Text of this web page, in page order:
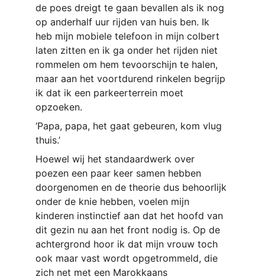
de poes dreigt te gaan bevallen als ik nog
op anderhalf uur rijden van huis ben. Ik
heb mijn mobiele telefoon in mijn colbert
laten zitten en ik ga onder het rijden niet
rommelen om hem tevoorschijn te halen,
maar aan het voortdurend rinkelen begrijp
ik dat ik een parkeerterrein moet
opzoeken.
‘Papa, papa, het gaat gebeuren, kom vlug
thuis.’
Hoewel wij het standaardwerk over
poezen een paar keer samen hebben
doorgenomen en de theorie dus behoorlijk
onder de knie hebben, voelen mijn
kinderen instinctief aan dat het hoofd van
dit gezin nu aan het front nodig is. Op de
achtergrond hoor ik dat mijn vrouw toch
ook maar vast wordt opgetrommeld, die
zich net met een Marokkaans